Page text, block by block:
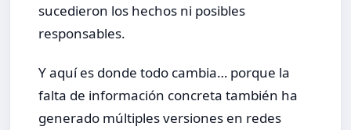
sucedieron los hechos ni posibles
responsables.
Y aquí es donde todo cambia… porque la
falta de información concreta también ha
generado múltiples versiones en redes